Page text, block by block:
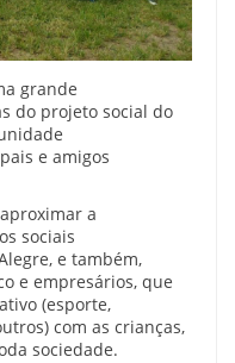
grande
do projeto social do
e amigos
a
sociais
e também,
e empresários, que
(esporte,
com as crianças,
sociedade.